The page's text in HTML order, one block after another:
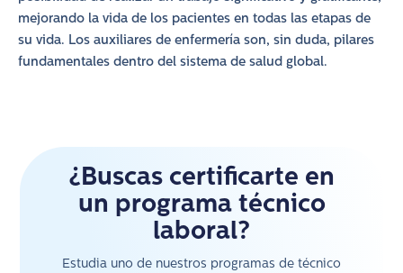
mejorando la vida de los pacientes en todas las etapas de
su vida. Los auxiliares de enfermería son, sin duda, pilares
fundamentales dentro del sistema de salud global.​​
¿Buscas certificarte en
un programa técnico
laboral?
Estudia uno de nuestros programas de técnico